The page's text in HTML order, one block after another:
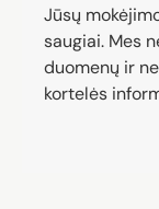
Jūsų
saugiai. Mes
duomenų ir
kortelės